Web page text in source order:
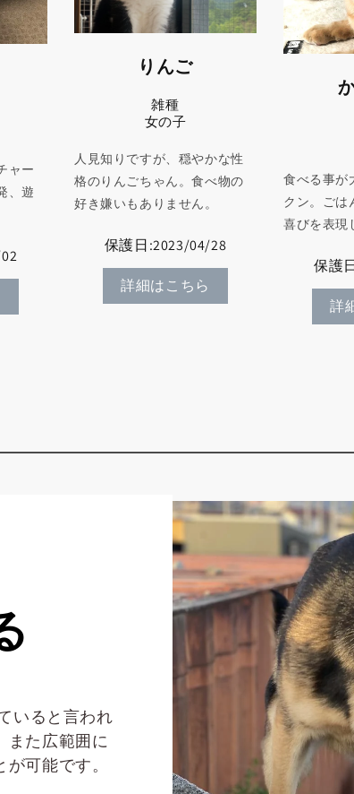
ャー
、遊
りんご
雑種
女の子
人見知りですが、穏やかな性
格のりんごちゃん。食べ物の
好き嫌いもありません。
保護日:2023/04/28
詳細はこちら
食べる事が
クン。ごは
喜びを表現
保護
詳
いると言われ
また広範囲に
可能です。